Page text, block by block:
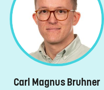
Carl Magnus Bruhner